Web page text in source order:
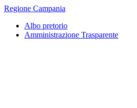
Regione Campania
Albo pretorio
Amministrazione Trasparente